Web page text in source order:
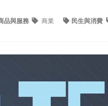
品與服務 商業 民生與消費